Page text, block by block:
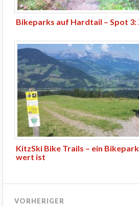
Bikeparks auf Hardtail – Spot 3:
KitzSki Bike Trails – ein
wert ist
VORHERIGER